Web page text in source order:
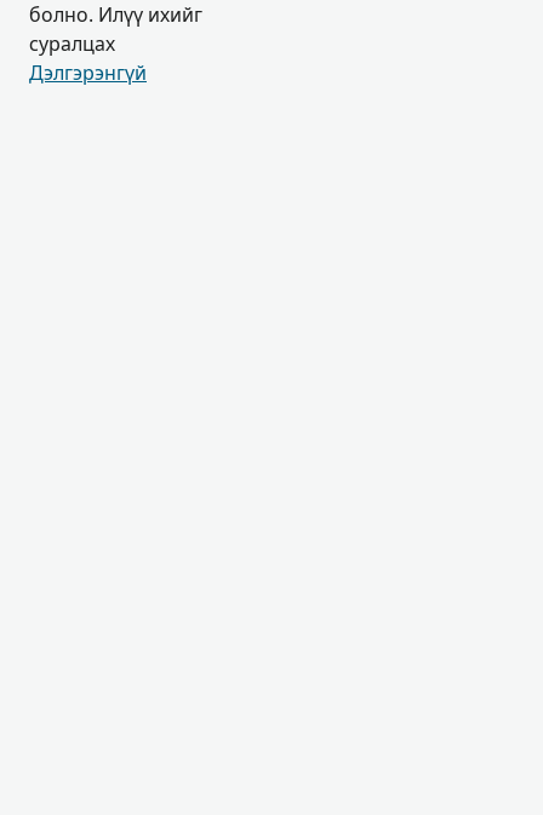
болно. Илүү ихийг
суралцах
Дэлгэрэнгүй